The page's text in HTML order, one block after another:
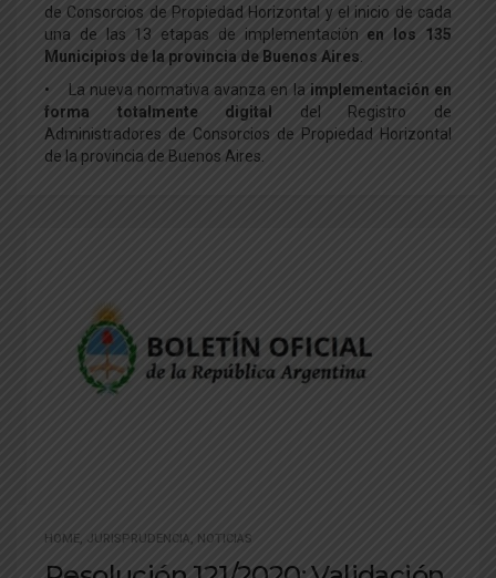
de Consorcios de Propiedad Horizontal y el inicio de cada
una de las 13 etapas de implementación en los 135
Municipios de la provincia de Buenos Aires
• La nueva normativa avanza en la implementación en
forma totalmente digital
del Registro de
Administradores de Consorcios de Propiedad Horizontal
de la provincia de Buenos Aires.
HOME, JURISPRUDENCIA , NOTICIAS